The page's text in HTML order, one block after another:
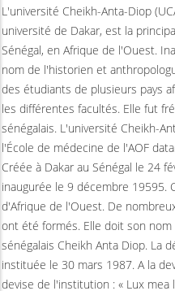
L'université Cheikh-Anta-Diop
université de Dakar, est la
Sénégal, en Afrique de l'Ouest.
nom de l'historien et
des étudiants de plusieurs pays
les différentes facultés. Elle fut
sénégalais. L'université Cheikh-
l'École de médecine de l'AOF
Créée à Dakar au Sénégal le 24
inaugurée le 9 décembre 19595.
d'Afrique de l'Ouest. De
ont été formés. Elle doit son
sénégalais Cheikh Anta Diop. La
instituée le 30 mars 1987. A la
devise de l'institution : « Lux mea